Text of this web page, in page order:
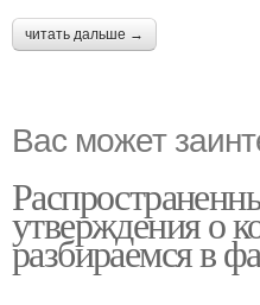
читать дальше →
Вас может
утверждения о
разбираемся в